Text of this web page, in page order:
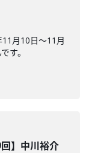
月10日〜11月
す。
】中川裕介